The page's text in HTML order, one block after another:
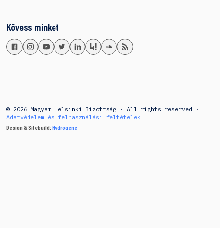
Kövess minket
© 2026 Magyar Helsinki Bizottság · All rights reserved ·
Adatvédelem és felhasználási feltételek
Design & Sitebuild: Hydrogene